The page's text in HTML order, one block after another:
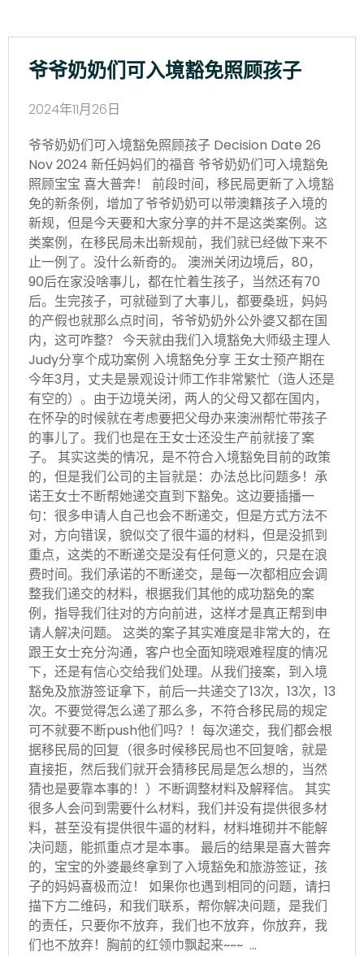
爷爷奶奶们可入境豁免照顾孩子
2024年11月26日
爷爷奶奶们可入境豁免照顾孩子 Decision Date 26
Nov 2024 新任妈妈们的福音 爷爷奶奶们可入境豁免
照顾宝宝 喜大普奔！ 前段时间，移民局更新了入境豁
免的新条例，增加了爷爷奶奶可以带澳籍孩子入境的
新规，但是今天要和大家分享的并不是这类案例。这
类案例，在移民局未出新规前，我们就已经做下来不
止一例了。没什么新奇的。 澳洲关闭边境后，80，
90后在家没啥事儿，都在忙着生孩子，当然还有70
后。生完孩子，可就碰到了大事儿，都要桑班，妈妈
的产假也就那么点时间，爷爷奶奶外公外婆又都在国
内，这可咋整？ 今天就由我们入境豁免大师级主理人
Judy分享个成功案例 入境豁免分享 王女士预产期在
今年3月，丈夫是景观设计师工作非常繁忙（造人还是
有空的）。由于边境关闭，两人的父母又都在国内，
在怀孕的时候就在考虑要把父母办来澳洲帮忙带孩子
的事儿了。我们也是在王女士还没生产前就接了案
子。 其实这类的情况，是不符合入境豁免目前的政策
的，但是我们公司的主旨就是：办法总比问题多！承
诺王女士不断帮她递交直到下豁免。这边要插播一
句：很多申请人自己也会不断递交，但是方式方法不
对，方向错误，貌似交了很牛逼的材料，但是没抓到
重点，这类的不断递交是没有任何意义的，只是在浪
费时间。我们承诺的不断递交，是每一次都相应会调
整我们递交的材料，根据我们其他的成功豁免的案
例，指导我们往对的方向前进，这样才是真正帮到申
请人解决问题。 这类的案子其实难度是非常大的，在
跟王女士充分沟通，客户也全面知晓艰难程度的情况
下，还是有信心交给我们处理。从我们接案，到入境
豁免及旅游签证拿下，前后一共递交了13次，13次，13
次。不要觉得怎么递了那么多，不符合移民局的规定
可不就要不断push他们吗？！每次递交，我们都会根
据移民局的回复（很多时候移民局也不回复啥，就是
直接拒，然后我们就开会猜移民局是怎么想的，当然
猜也是要靠本事的！）不断调整材料及解释信。 其实
很多人会问到需要什么材料，我们并没有提供很多材
料，甚至没有提供很牛逼的材料，材料堆砌并不能解
决问题，能抓重点才是本事。 最后的结果是喜大普奔
的，宝宝的外婆最终拿到了入境豁免和旅游签证，孩
子的妈妈喜极而泣！ 如果你也遇到相同的问题，请扫
描下方二维码，和我们联系，帮你解决问题，是我们
的责任，只要你不放弃，我们也不放弃，你放弃，我
们也不放弃！胸前的红领巾飘起来~~~ …